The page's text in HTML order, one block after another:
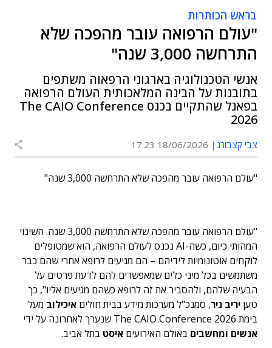
בראש הכותרות
"עולם הרפואה עובר מהפכה שלא
התרחשה 3,000 שנה"
אנשי הטכנולוגיה בארגוני הרפאוה משתפים
בתובנות על הבינה המלאכותית העולם הרפואה
בפאנל שהתקיים בכנס The CAIO Conference
2026
צבי קצבורג 18/06/2026 17:23
"עולם הרפואה עובר מהפכה שלא התרחשה 3,000 שנה"
"עולם הרפואה עובר מהפכה שלא התרחשה 3,000 שנה. השינוי
המהותי כיום, כשה-AI נכנס לעולם הרפואה, הוא שמטופלים
לוקחים אוטונומיות לידיהם – הם מגיעים לרופא אחרי שהם כבר
משתמשים בכל מיני כלים שמאפשרים להם לדעת פרטים על
הבעיה שלהם, ולהסביר את זה לרופא כשהם מגיעים אליו", כך
טען יריב ניר, סמנכ"ל מערכות מידע בבית חולים איכילוב מעל
בימת The CAIO Conference 2026 שנערך לאחרונה על ידי
אנשים ומחשבים באולם האירועים איסט בתל אביב.